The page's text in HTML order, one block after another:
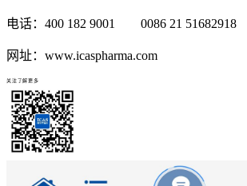
电话：400 182 9001 0086 21 51682918
网址：www.icaspharma.com
关注了解更多